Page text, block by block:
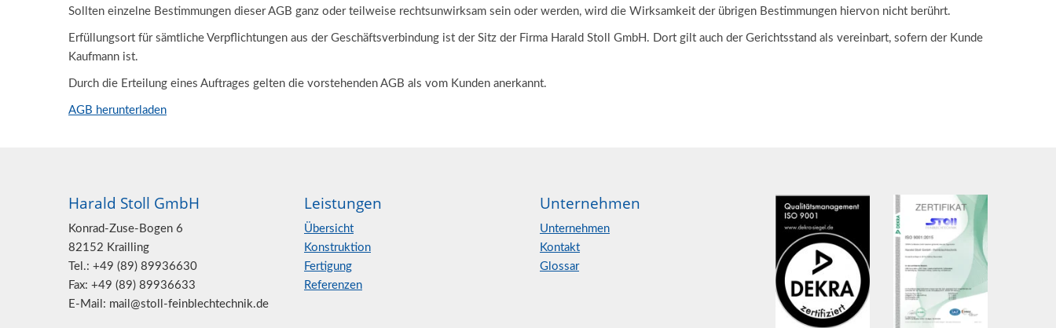
Sollten einzelne Bestimmungen dieser AGB ganz oder teilweise rechtsunwirksam sein oder werden, wird die Wirksamkeit der übrigen Bestimmungen hiervon nicht berührt.
Erfüllungsort für sämtliche Verpflichtungen aus der Geschäftsverbindung ist der Sitz der Firma Harald Stoll GmbH. Dort gilt auch der Gerichtsstand als vereinbart, sofern der Kunde
Kaufmann ist.
Durch die Erteilung eines Auftrages gelten die vorstehenden AGB als vom Kunden anerkannt.
AGB herunterladen
Harald Stoll GmbH
Konrad-Zuse-Bogen 6
82152 Krailling
Tel.: +49 (89) 89936630
Fax: +49 (89) 89936633
E-Mail: mail@stoll-feinblechtechnik.de
Leistungen
Übersicht
Konstruktion
Fertigung
Referenzen
Unternehmen
Unternehmen
Kontakt
Glossar